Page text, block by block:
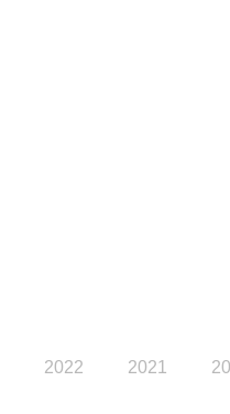
2022 2021